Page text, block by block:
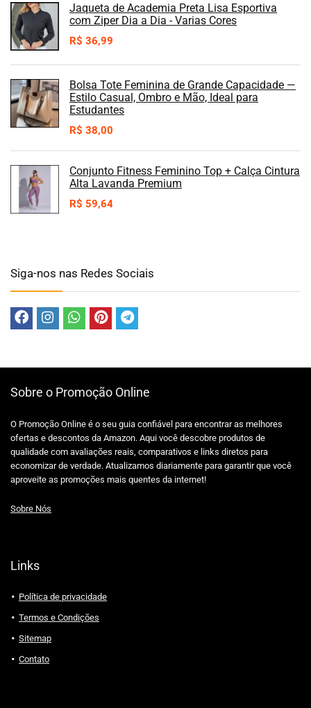
Jaqueta de Academia Preta Lisa Esportiva
com Ziper Dia a Dia - Varias Cores
R$ 36,99
Bolsa Tote Feminina de Grande Capacidade —
Estilo Casual, Ombro e Mão, Ideal para
Estudantes
R$ 38,00
Conjunto Fitness Feminino Top + Calça Cintura
Alta Lavanda Premium
R$ 59,64
Siga-nos nas Redes Sociais
Sobre o Promoção Online
O Promoção Online é o seu guia confiável para encontrar as melhores
ofertas e descontos da Amazon. Aqui você descobre produtos de
qualidade com avaliações reais, comparativos e links diretos para
economizar de verdade. Atualizamos diariamente para garantir que você
aproveite as promoções mais quentes da internet!
Sobre Nós
Links
Política de privacidade
Termos e Condições
Sitemap
Contato